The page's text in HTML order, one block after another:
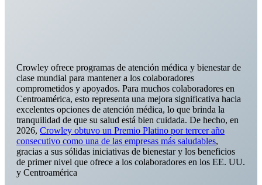
Crowley ofrece programas de atención médica y bienestar de
clase mundial para mantener a los colaboradores
comprometidos y apoyados. Para muchos colaboradores en
Centroamérica, esto representa una mejora significativa hacia
excelentes opciones de atención médica, lo que brinda la
tranquilidad de que su salud está bien cuidada. De hecho, en
2026, Crowley obtuvo un Premio Platino por terrcer año
consecutivo como una de las empresas más saludables,
gracias a sus sólidas iniciativas de bienestar y los beneficios
de primer nivel que ofrece a los colaboradores en los EE. UU.
y Centroamérica